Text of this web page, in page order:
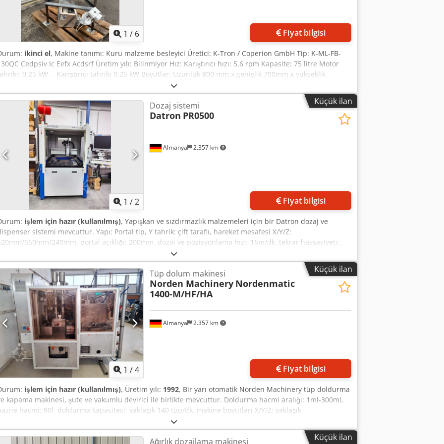
1 / 6 Fiyat bilgisi
ikinci el, Makine tanımı: Kuru malzeme besleyici Üretici: K-Tron / Coperion GmbH Tip: K-ML-FB-
Cedpsiv Ic Eefx Acdsrf Üretim yılı: Bilinmiyor Hız: Karıştırıcı hızı: 5,6 rpm Kapasite: 75 litre Motor
0,25 kW. - Karıştırıcı tahriki 0,25 kW Boyutlar: Uzunluk 800 mm x genişlik 700mm x yükseklik
1200mm Boş ağırlık: 100 kg Teknik. Dokümantasyon: Hayır Açıklama: Karıştırma tahriki 0,25 kW, hız 5,6
Durum: Kullanılmış Fiyat: İstek üzerine
Küçük ilan
1 /2
Almanya 2.357 km
Dozaj sistemi
Datron PR0500
Fiyat bilgisi
işlem için hazır (kullanılmış), Yapışkan ve sızdırmazlık malzemeleri için bir Datron dozaj ve
sistemi mevcuttur. Yapı: Portal tip, Y tahrik: çift taraflı, hareket mesafesi X/Y/Z:
650mm/240mm, portal açıklığı: 200mm, dozaj ve pozisyonlama hızı: 16m/dk, tekrar hassasiyeti:
+/-0,02mm. Makine ölçüleri X/Y/Z: yaklaşık 1300mm/1300mm/1950mm, ağırlık: yaklaşık 600kg.
mevcut. Yerinde inceleme mümkündür. Codpfx Acoyh Nwkodsrf
Küçük ilan
1 /4
Almanya 2.357 km
Tüp dolum makinesi
Norden Machinery Nordenmatic
1400-M/HF/HA
Fiyat bilgisi
işlem için hazır (kullanılmış), Üretim yılı: 1992, Bir yarı otomatik Norden Machinery tüp doldurma
kapama makinesi, şute ve vakumlu devirici ile birlikte mevcuttur. Doldurma hacmi aralığı: 1ml-300ml,
hacmi: 90l, doldurma kapasitesi: yaklaşık 140 tüp/dk, makine boyutları X/Y/Z: yaklaşık
2500mm/1400mm/2400mm, ağırlık: yaklaşık 3300kg. Dokümantasyon mevcut. Yerinde inceleme
Credpfxoxn Aago Acdjf
Küçük ilan
Ağırlık dozajlama makinesi